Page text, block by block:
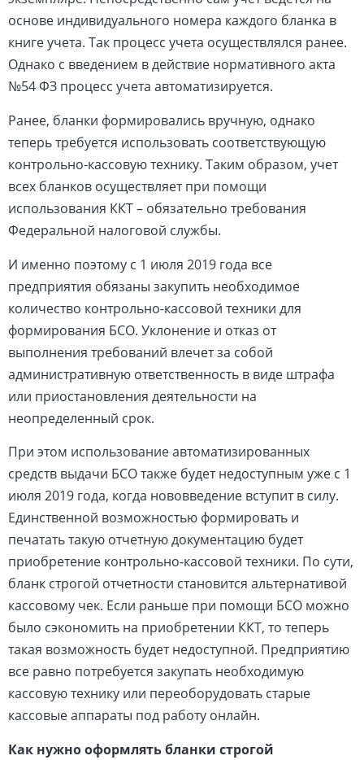
основе индивидуального номера каждого бланка в
книге учета. Так процесс учета осуществлялся ранее.
Однако с введением в действие нормативного акта
№54 ФЗ процесс учета автоматизируется.
Ранее, бланки формировались вручную, однако
теперь требуется использовать соответствующую
контрольно-кассовую технику. Таким образом, учет
всех бланков осуществляет при помощи
использования ККТ – обязательно требования
Федеральной налоговой службы.
И именно поэтому с 1 июля 2019 года все
предприятия обязаны закупить необходимое
количество контрольно-кассовой техники для
формирования БСО. Уклонение и отказ от
выполнения требований влечет за собой
административную ответственность в виде штрафа
или приостановления деятельности на
неопределенный срок.
При этом использование автоматизированных
средств выдачи БСО также будет недоступным уже с 1
июля 2019 года, когда нововведение вступит в силу.
Единственной возможностью формировать и
печатать такую отчетную документацию будет
приобретение контрольно-кассовой техники. По сути,
бланк строгой отчетности становится альтернативой
кассовому чек. Если раньше при помощи БСО можно
было сэкономить на приобретении ККТ, то теперь
такая возможность будет недоступной. Предприятию
все равно потребуется закупать необходимую
кассовую технику или переоборудовать старые
кассовые аппараты под работу онлайн.
Как нужно оформлять бланки строгой